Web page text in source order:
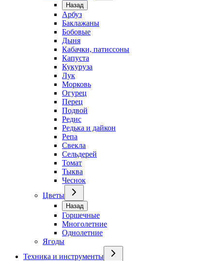
Назад
Арбуз
Баклажаны
Бобовые
Дыня
Кабачки, патиссоны
Капуста
Кукуруза
Лук
Морковь
Огурец
Перец
Подвой
Редис
Редька и дайкон
Репа
Свекла
Сельдерей
Томат
Тыква
Чеснок
Цветы
Назад
Горшечные
Многолетние
Однолетние
Ягоды
Техника и инструменты